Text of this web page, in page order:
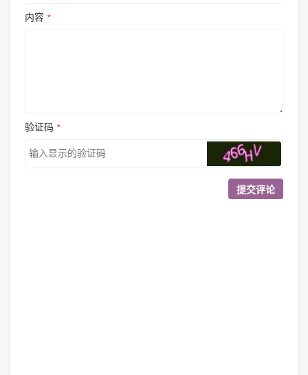
内容 *
验证码 *